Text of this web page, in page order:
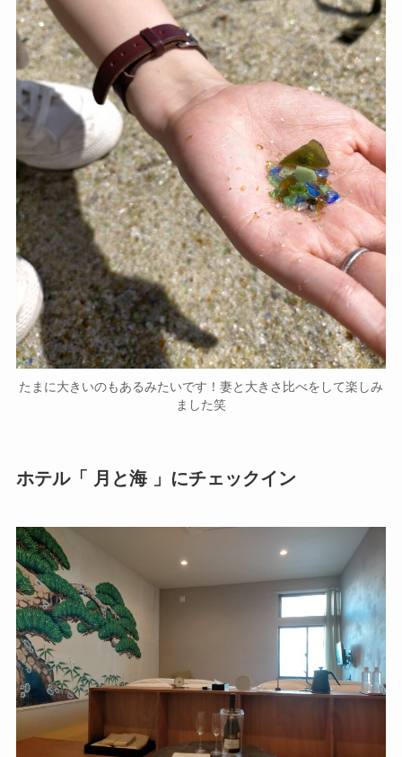
たまに大きいのもあるみたいです！妻と大きさ比べをして楽しみ
ました笑
ホテル「 月と海 」にチェックイン